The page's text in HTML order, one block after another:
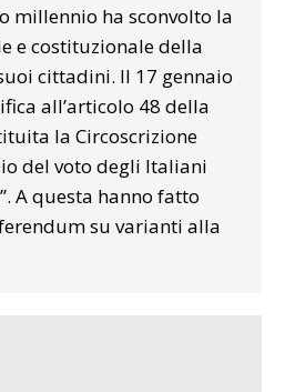
millennio ha sconvolto la
e costituzionale della
cittadini. Il 17 gennaio
all’articolo 48 della
la Circoscrizione
del voto degli Italiani
A questa hanno fatto
su varianti alla